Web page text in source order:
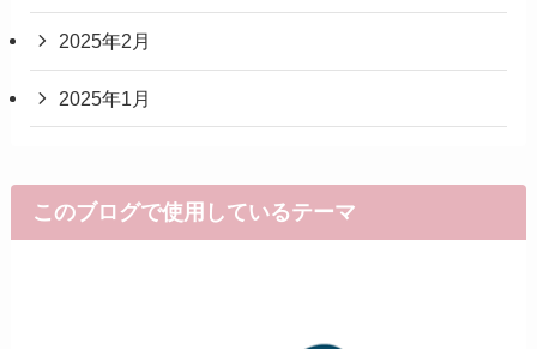
2025年2月
2025年1月
このブログで使用しているテーマ